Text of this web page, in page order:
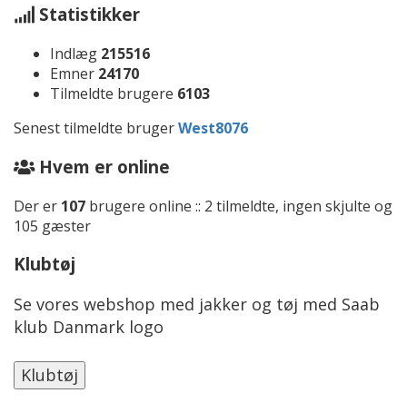
Statistikker
Indlæg 215516
Emner 24170
Tilmeldte brugere 6103
Senest tilmeldte brugerWest8076
Hvem er online
Der er 107 brugere online :: 2 tilmeldte, ingen skjulte og
105 gæster
Klubtøj
Se vores webshop med jakker og tøj med Saab
klub Danmark logo